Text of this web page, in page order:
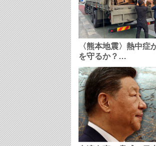
〈熊本地震〉熱中症
を守るか？…